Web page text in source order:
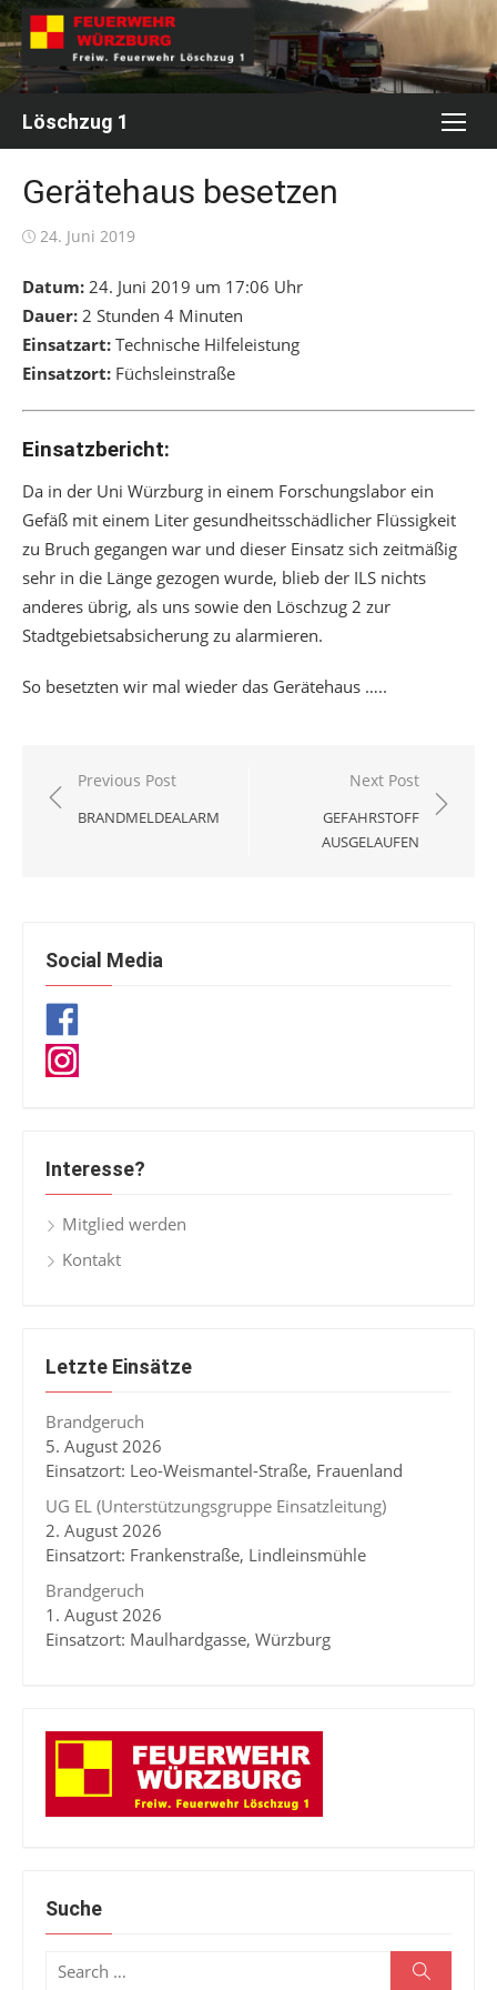
Skip
to
content
Löschzug 1
Gerätehaus besetzen
Posted
24. Juni 2019
Datum: 24. Juni 2019 um 17:06 Uhr
Dauer: 2 Stunden 4 Minuten
Einsatzart: Technische Hilfeleistung
Einsatzort: Füchsleinstraße
Einsatzbericht:
Da in der Uni Würzburg in einem Forschungslabor ein
Gefäß mit einem Liter gesundheitsschädlicher Flüssigkeit
zu Bruch gegangen war und dieser Einsatz sich zeitmäßig
sehr in die Länge gezogen wurde, blieb der ILS nichts
anderes übrig, als uns sowie den Löschzug 2 zur
Stadtgebietsabsicherung zu alarmieren.
So besetzten wir mal wieder das Gerätehaus …..
Beitragsnavigation
Previous Post
BRANDMELDEALARM
Next Post
GEFAHRSTOFF
AUSGELAUFEN
Social Media
Interesse?
Mitglied werden
Kontakt
Letzte Einsätze
Brandgeruch
5. August 2026
Einsatzort: Leo-Weismantel-Straße, Frauenland
UG EL (Unterstützungsgruppe Einsatzleitung)
2. August 2026
Einsatzort: Frankenstraße, Lindleinsmühle
Brandgeruch
1. August 2026
Einsatzort: Maulhardgasse, Würzburg
Suche
Search